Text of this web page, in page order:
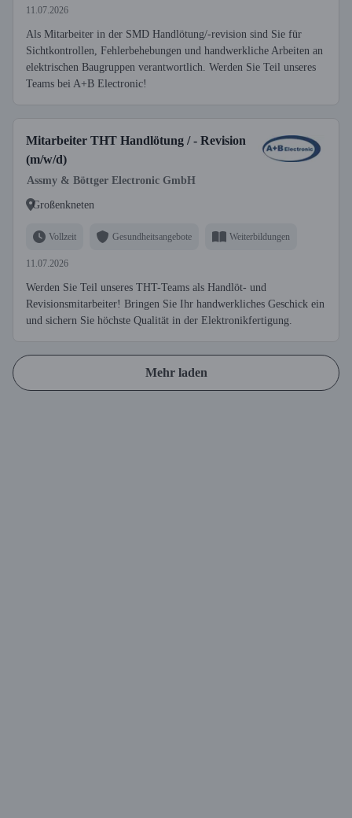
11.07.2026
Als Mitarbeiter in der SMD Handlötung/-revision sind Sie für
Sichtkontrollen, Fehlerbehebungen und handwerkliche Arbeiten an
elektrischen Baugruppen verantwortlich. Werden Sie Teil unseres
Teams bei A+B Electronic!
Mitarbeiter THT Handlötung / - Revision
(m/w/d)
Assmy & Böttger Electronic GmbH
Großenkneten
Vollzeit Gesundheitsangebote Weiterbildungen
11.07.2026
Werden Sie Teil unseres THT-Teams als Handlöt- und
Revisionsmitarbeiter! Bringen Sie Ihr handwerkliches Geschick ein
und sichern Sie höchste Qualität in der Elektronikfertigung.
Mehr laden